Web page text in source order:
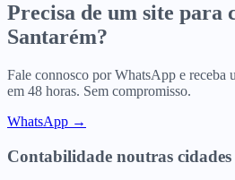
Precisa de um site para
Santarém?
Fale connosco por WhatsApp e receba
em 48 horas. Sem compromisso.
WhatsApp →
Contabilidade noutras cidades